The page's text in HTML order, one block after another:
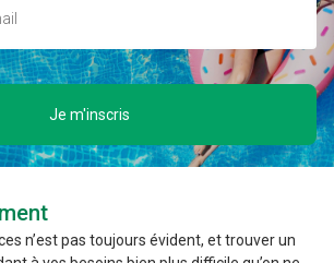
Je m'inscris
n’est pas toujours évident, et trouver un